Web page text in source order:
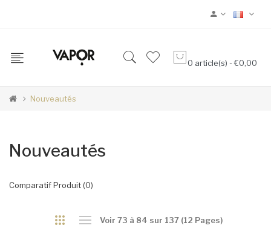
0 article(s) - €0,00
Nouveautés
Nouveautés
Comparatif Produit (0)
Voir 73 à 84 sur 137 (12 Pages)